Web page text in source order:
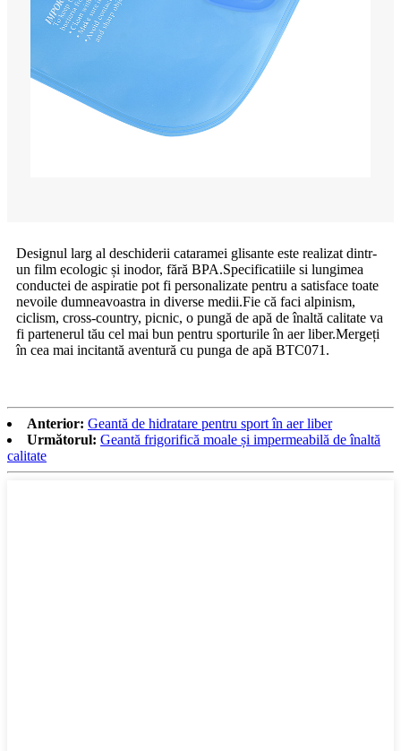
Designul larg al deschiderii cataramei glisante este realizat dintr-
un film ecologic și inodor, fără BPA.Specificatiile si lungimea
conductei de aspiratie pot fi personalizate pentru a satisface toate
nevoile dumneavoastra in diverse medii.Fie că faci alpinism,
ciclism, cross-country, picnic, o pungă de apă de înaltă calitate va
fi partenerul tău cel mai bun pentru sporturile în aer liber.Mergeți
în cea mai incitantă aventură cu punga de apă BTC071.
Anterior: Geantă de hidratare pentru sport în aer liber
Următorul: Geantă frigorifică moale și impermeabilă de înaltă
calitate